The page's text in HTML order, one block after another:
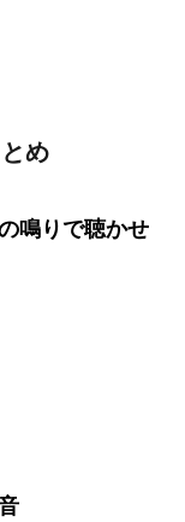
め
鳴りで聴かせ